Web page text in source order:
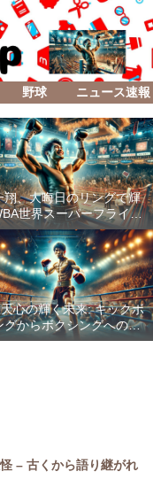
野球 ニュース速報
翔、大晦日のリングで輝
世界スーパーフライ級
「Lifetime Boxing Fights
18」
心の輝く未来: キックボ
グからボクシングへの成
功した転身
– 古くから語り継がれ